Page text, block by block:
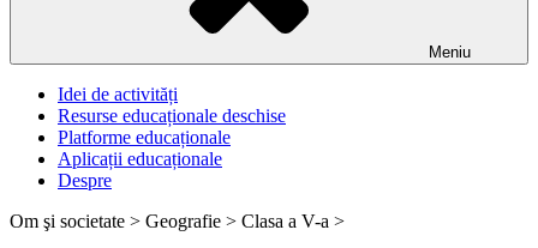
Meniu
Idei de activități
Resurse educaționale deschise
Platforme educaționale
Aplicații educaționale
Despre
Om şi societate > Geografie > Clasa a V-a >